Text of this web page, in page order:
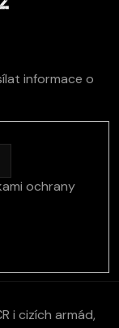
informace o
ochrany
i cizích armád,